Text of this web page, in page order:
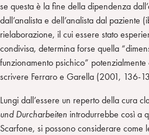
se questa è la fine della dipendenza
dall’analista e dell’analista dal paziente
rielaborazione, il cui essere stato
condivisa, determina forse quella
funzionamento psichico”
scrivere Ferraro e Garella (2001, 136-
Lungi dall’essere un reperto della cura
und Durcharbeiten introdurrebbe così a
Scarfone, si possono considerare come